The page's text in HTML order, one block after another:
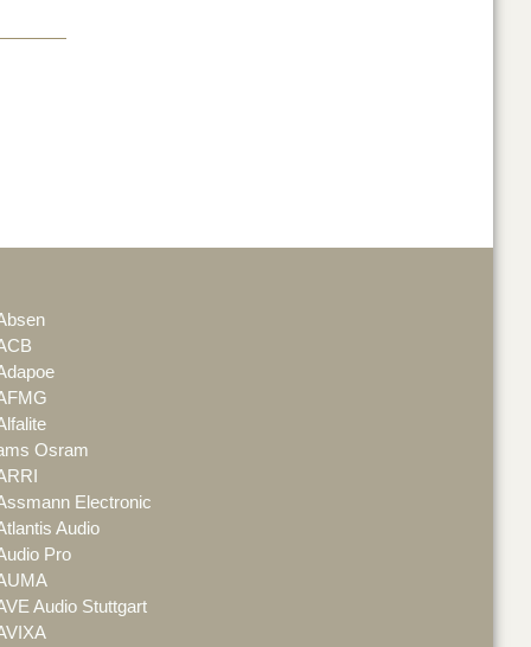
Osram
Electronic
Audio
Pro
Audio Stuttgart